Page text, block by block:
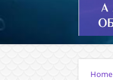
Home